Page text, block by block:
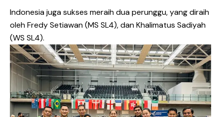
Indonesia juga sukses meraih dua perunggu, yang diraih
oleh Fredy Setiawan (MS SL4), dan Khalimatus Sadiyah
(WS SL4).